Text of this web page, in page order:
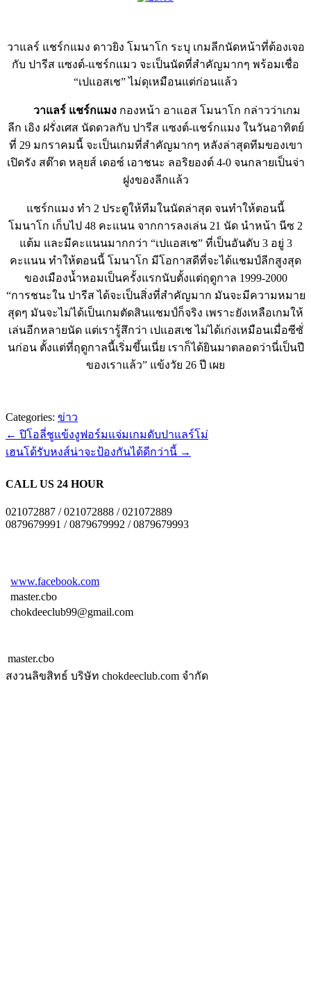
วาแลร์ แชร์กแมง ดาวยิง โมนาโก ระบุ เกมลีกนัดหน้าที่ต้องเจอ
กับ ปารีส แซงต์-แชร์กแมว จะเป็นนัดที่สำคัญมากๆ พร้อมเชื่อ
“เปแอสเช” ไม่ดุเหมือนแต่ก่อนแล้ว
วาแลร์ แชร์กแมง กองหน้า อาแอส โมนาโก กล่าวว่าเกม
ลีก เอิง ฝรั่งเศส นัดดวลกับ ปารีส แซงต์-แชร์กแมง ในวันอาทิตย์
ที่ 29 มกราคมนี้ จะเป็นเกมที่สำคัญมากๆ หลังล่าสุดทีมของเขา
เปิดรัง สต๊าด หลุยส์ เดอซ์ เอาชนะ ลอริยองต์ 4-0 จนกลายเป็นจ่า
ฝูงของลีกแล้ว
แชร์กแมง ทำ 2 ประตูให้ทีมในนัดล่าสุด จนทำให้ตอนนี้
โมนาโก เก็บไป 48 คะแนน จากการลงเล่น 21 นัด นำหน้า นีซ 2
แต้ม และมีคะแนนมากกว่า “เปแอสเช” ที่เป็นอันดับ 3 อยู่ 3
คะแนน ทำให้ตอนนี้ โมนาโก มีโอกาสดีที่จะได้แชมป์ลีกสูงสุด
ของเมืองน้ำหอมเป็นครั้งแรกนับตั้งแต่ฤดูกาล 1999-2000
“การชนะใน ปารีส ได้จะเป็นสิ่งที่สำคัญมาก มันจะมีความหมาย
สุดๆ มันจะไม่ได้เป็นเกมตัดสินแชมป์ก็จริง เพราะยังเหลือเกมให้
เล่นอีกหลายนัด แต่เรารู้สึกว่า เปแอสเช ไม่ได้เก่งเหมือนเมื่อซีซั่
นก่อน ตั้งแต่ที่ฤดูกาลนี้เริ่มขึ้นเนี่ย เราก็ได้ยินมาตลอดว่านี่เป็นปี
ของเราแล้ว” แข้งวัย 26 ปี เผย
Categories: ข่าว
← ปิโอลี่ชูแข้งงูฟอร์มแจ่มเกมดับปาแลร์โม่
เฮนโด้รับหงส์น่าจะป้องกันได้ดีกว่านี้ →
CALL US 24 HOUR
021072887 / 021072888 / 021072889
0879679991 / 0879679992 / 0879679993
www.facebook.com
master.cbo
chokdeeclub99@gmail.com
master.cbo
สงวนลิขสิทธ์ บริษัท chokdeeclub.com จำกัด